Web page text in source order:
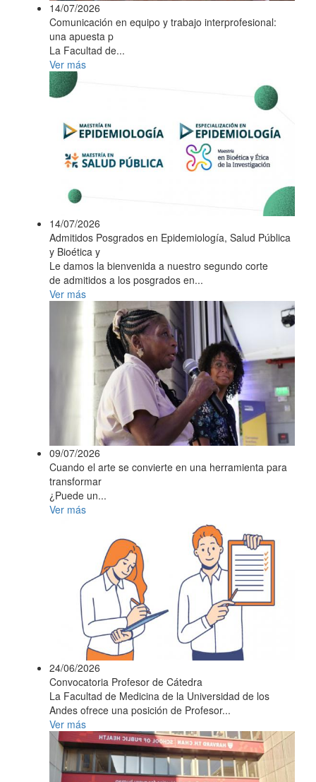
14/07/2026
Comunicación en equipo y trabajo interprofesional:
una apuesta p
La Facultad de...
Ver más
14/07/2026
Admitidos Posgrados en Epidemiología, Salud Pública
y Bioética y
Le damos la bienvenida a nuestro segundo corte
de admitidos a los posgrados en...
Ver más
09/07/2026
Cuando el arte se convierte en una herramienta para
transformar
¿Puede un...
Ver más
24/06/2026
Convocatoria Profesor de Cátedra
La Facultad de Medicina de la Universidad de los
Andes ofrece una posición de Profesor...
Ver más